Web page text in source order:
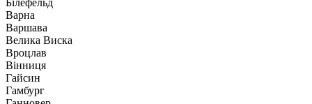
Білефельд
Варна
Варшава
Велика Виска
Вроцлав
Вінниця
Гайсин
Гамбург